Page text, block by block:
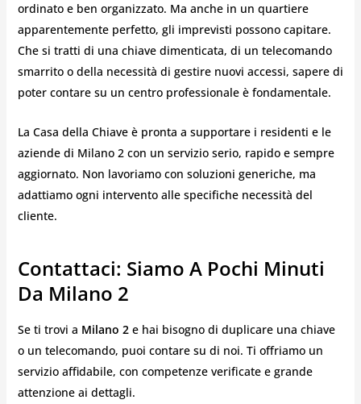
ordinato e ben organizzato. Ma anche in un quartiere
apparentemente perfetto, gli imprevisti possono capitare.
Che si tratti di una chiave dimenticata, di un telecomando
smarrito o della necessità di gestire nuovi accessi, sapere di
poter contare su un centro professionale è fondamentale.
La Casa della Chiave è pronta a supportare i residenti e le
aziende di Milano 2 con un servizio serio, rapido e sempre
aggiornato. Non lavoriamo con soluzioni generiche, ma
adattiamo ogni intervento alle specifiche necessità del
cliente.
Contattaci: Siamo A Pochi Minuti
Da Milano 2
Se ti trovi a Milano 2e hai bisogno di duplicare una chiave
o un telecomando, puoi contare su di noi. Ti offriamo un
servizio affidabile, con competenze verificate e grande
attenzione ai dettagli.